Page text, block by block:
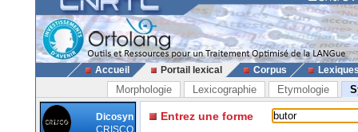
Accueil Portail lexical Corpus
Morphologie Lexicographie Etymologie
Dicosyn
CRISCO
Entrez une forme